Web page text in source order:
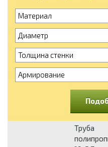
Материал
Диаметр
Толщина стенки
Армирование
Труба